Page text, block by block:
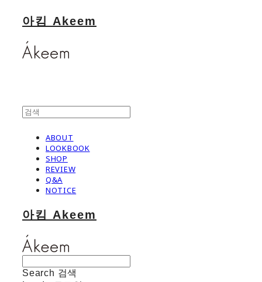
아킴 Akeem
ABOUT
LOOKBOOK
SHOP
REVIEW
Q&A
NOTICE
아킴 Akeem
Search 검색